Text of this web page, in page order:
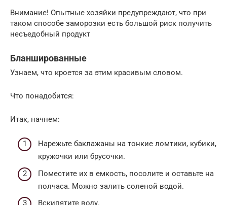
Внимание! Опытные хозяйки предупреждают, что при
таком способе заморозки есть большой риск получить
несъедобный продукт
Бланшированные
Узнаем, что кроется за этим красивым словом.
Что понадобится:
Итак, начнем:
Нарежьте баклажаны на тонкие ломтики, кубики,
кружочки или брусочки.
Поместите их в емкость, посолите и оставьте на
полчаса. Можно залить соленой водой.
Вскипятите воду.